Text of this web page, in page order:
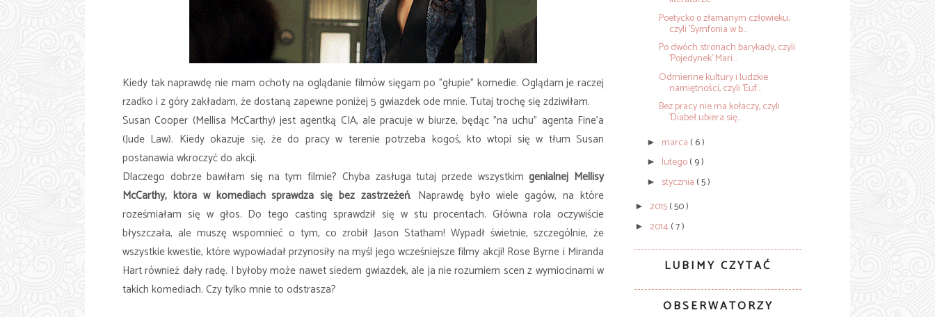
Kiedy tak naprawdę nie mam ochoty na oglądanie filmów sięgam po "głupie" komedie. Oglądam je raczej
rzadko i z góry zakładam, że dostaną zapewne poniżej 5 gwiazdek ode mnie. Tutaj trochę się zdziwiłam.
Susan Cooper (Mellisa McCarthy) jest agentką CIA, ale pracuje w biurze, będąc "na uchu" agenta Fine'a
(Jude Law). Kiedy okazuje się, że do pracy w terenie potrzeba kogoś, kto wtopi się w tłum Susan
postanawia wkroczyć do akcji.
Dlaczego dobrze bawiłam się na tym filmie? Chyba zasługa tutaj przede wszystkimgenialnej Mellisy
McCarthy, która w komediach sprawdza się bez zastrzeżeń. Naprawdę było wiele gagów, na które
roześmiałam się w głos. Do tego casting sprawdził się w stu procentach. Główna rola oczywiście
błyszczała, ale muszę wspomnieć o tym, co zrobił Jason Statham! Wypadł świetnie, szczególnie, że
wszystkie kwestie, które wypowiadał przynosiły na myśl jego wcześniejsze filmy akcji! Rose Byrne i Miranda
Hart również dały radę. I byłoby może nawet siedem gwiazdek, ale ja nie rozumiem scen z wymiocinami w
takich komediach. Czy tylko mnie to odstrasza?
Poetycko o złamanym człowieku,
czyli 'Symfonia w b...
Po dwóch stronach barykady, czyli
'Pojedynek' Mari...
Odmienne kultury i ludzkie
namiętności, czyli 'Euf...
Bez pracy nie ma kołaczy, czyli
'Diabeł ubiera się...
► marca ( 6 )
► lutego( 9 )
► stycznia ( 5 )
► 2015( 50 )
► 2014( 7 )
LUBIMY CZYTAĆ
OBSERWATORZY